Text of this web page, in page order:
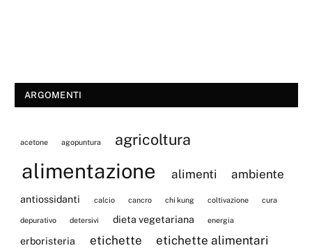
ARGOMENTI
acetone agopuntura agricoltura
alimentazione alimenti ambiente
antiossidanti calcio cancro chi kung coltivazione cura
depurativo detersivi dieta vegetariana energia
erboristeria etichette
etichette alimentari